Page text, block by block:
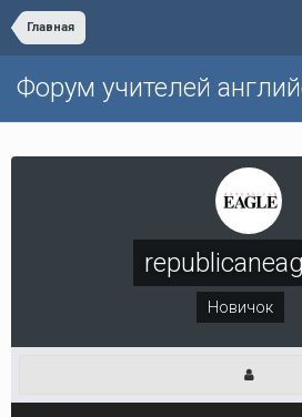
Главная
Форум учителей
Новичок